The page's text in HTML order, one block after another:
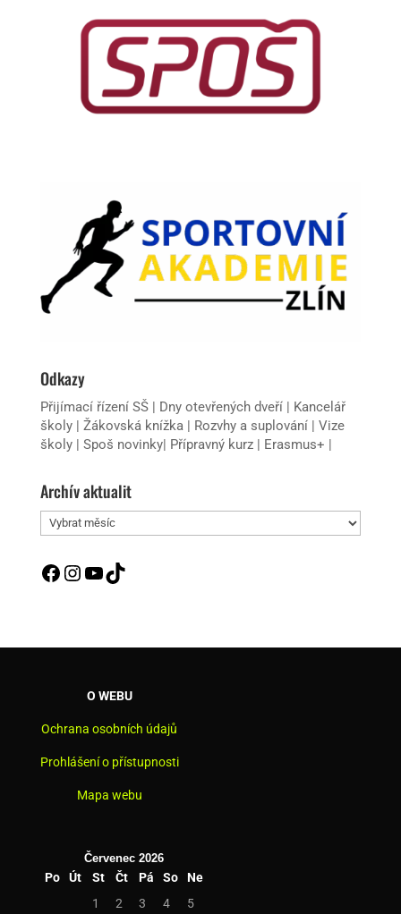
Odkazy
Přijímací řízení SŠ| Dny otevřených dveří| Kancelář
školy| Žákovská knížka| Rozvhy a suplování | Vize
školy | Spoš novinky| Přípravný kurz| Erasmus+ |
Archív aktualit
Archív
aktualit
Facebook
Instagram
YouTube
TikTok
O WEBU
Ochrana osobních údajů
Prohlášení o přístupnosti
Mapa webu
Červenec 2026
Po Út St Čt Pá So
Ne
1
2 3 4
5